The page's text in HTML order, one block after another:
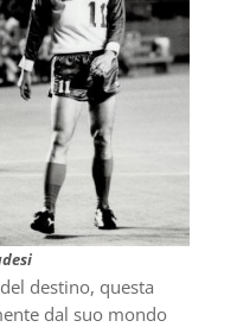
destino, questa
dal suo mondo